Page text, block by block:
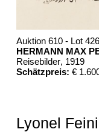
Auktion 610 - Lot
HERMANN MAX
Reisebilder, 1919
Schätzpreis: €
Lyonel